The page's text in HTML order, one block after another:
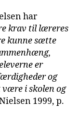
har
krav til læreres
kunne sætte
er
og
i skolen og
1999, p.